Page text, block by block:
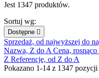
Jest 1347 produktów.
Sortuj wg:
Dostępne 
Sprzedaż, od najwyższej do
Nazwa, Z do ACena, rosnąco
Z Referencje, od Z do A
Pokazano 1-14 z 1347 pozycji